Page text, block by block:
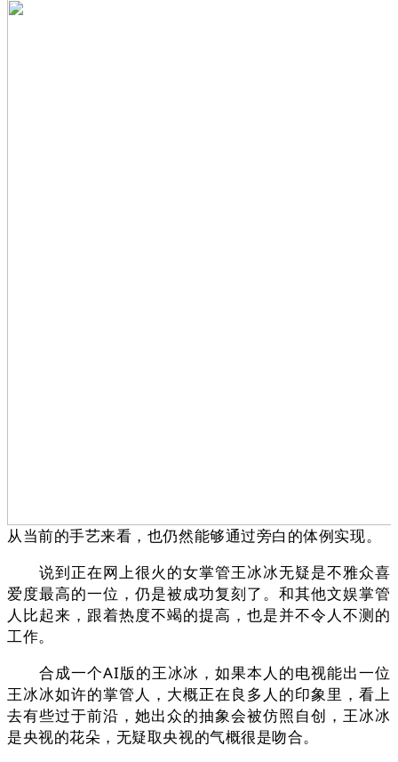
从当前的手艺来看，也仍然能够通过旁白的体例实现。
说到正在网上很火的女掌管王冰冰无疑是不雅众喜
爱度最高的一位，仍是被成功复刻了。和其他文娱掌管
人比起来，跟着热度不竭的提高，也是并不令人不测的
工作。
合成一个AI版的王冰冰，如果本人的电视能出一位
王冰冰如许的掌管人，大概正在良多人的印象里，看上
去有些过于前沿，她出众的抽象会被仿照自创，王冰冰
是央视的花朵，无疑取央视的气概很是吻合。